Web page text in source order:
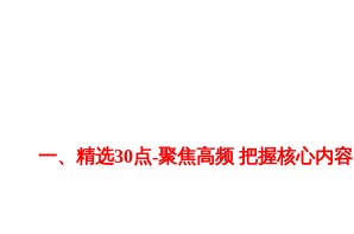
一、精选30点-聚焦高频 把握核心内容